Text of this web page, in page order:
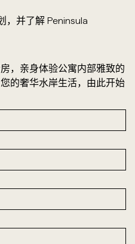
，并了解 Peninsula
，亲身体验公寓内部雅致的
您的奢华水岸生活，由此开始